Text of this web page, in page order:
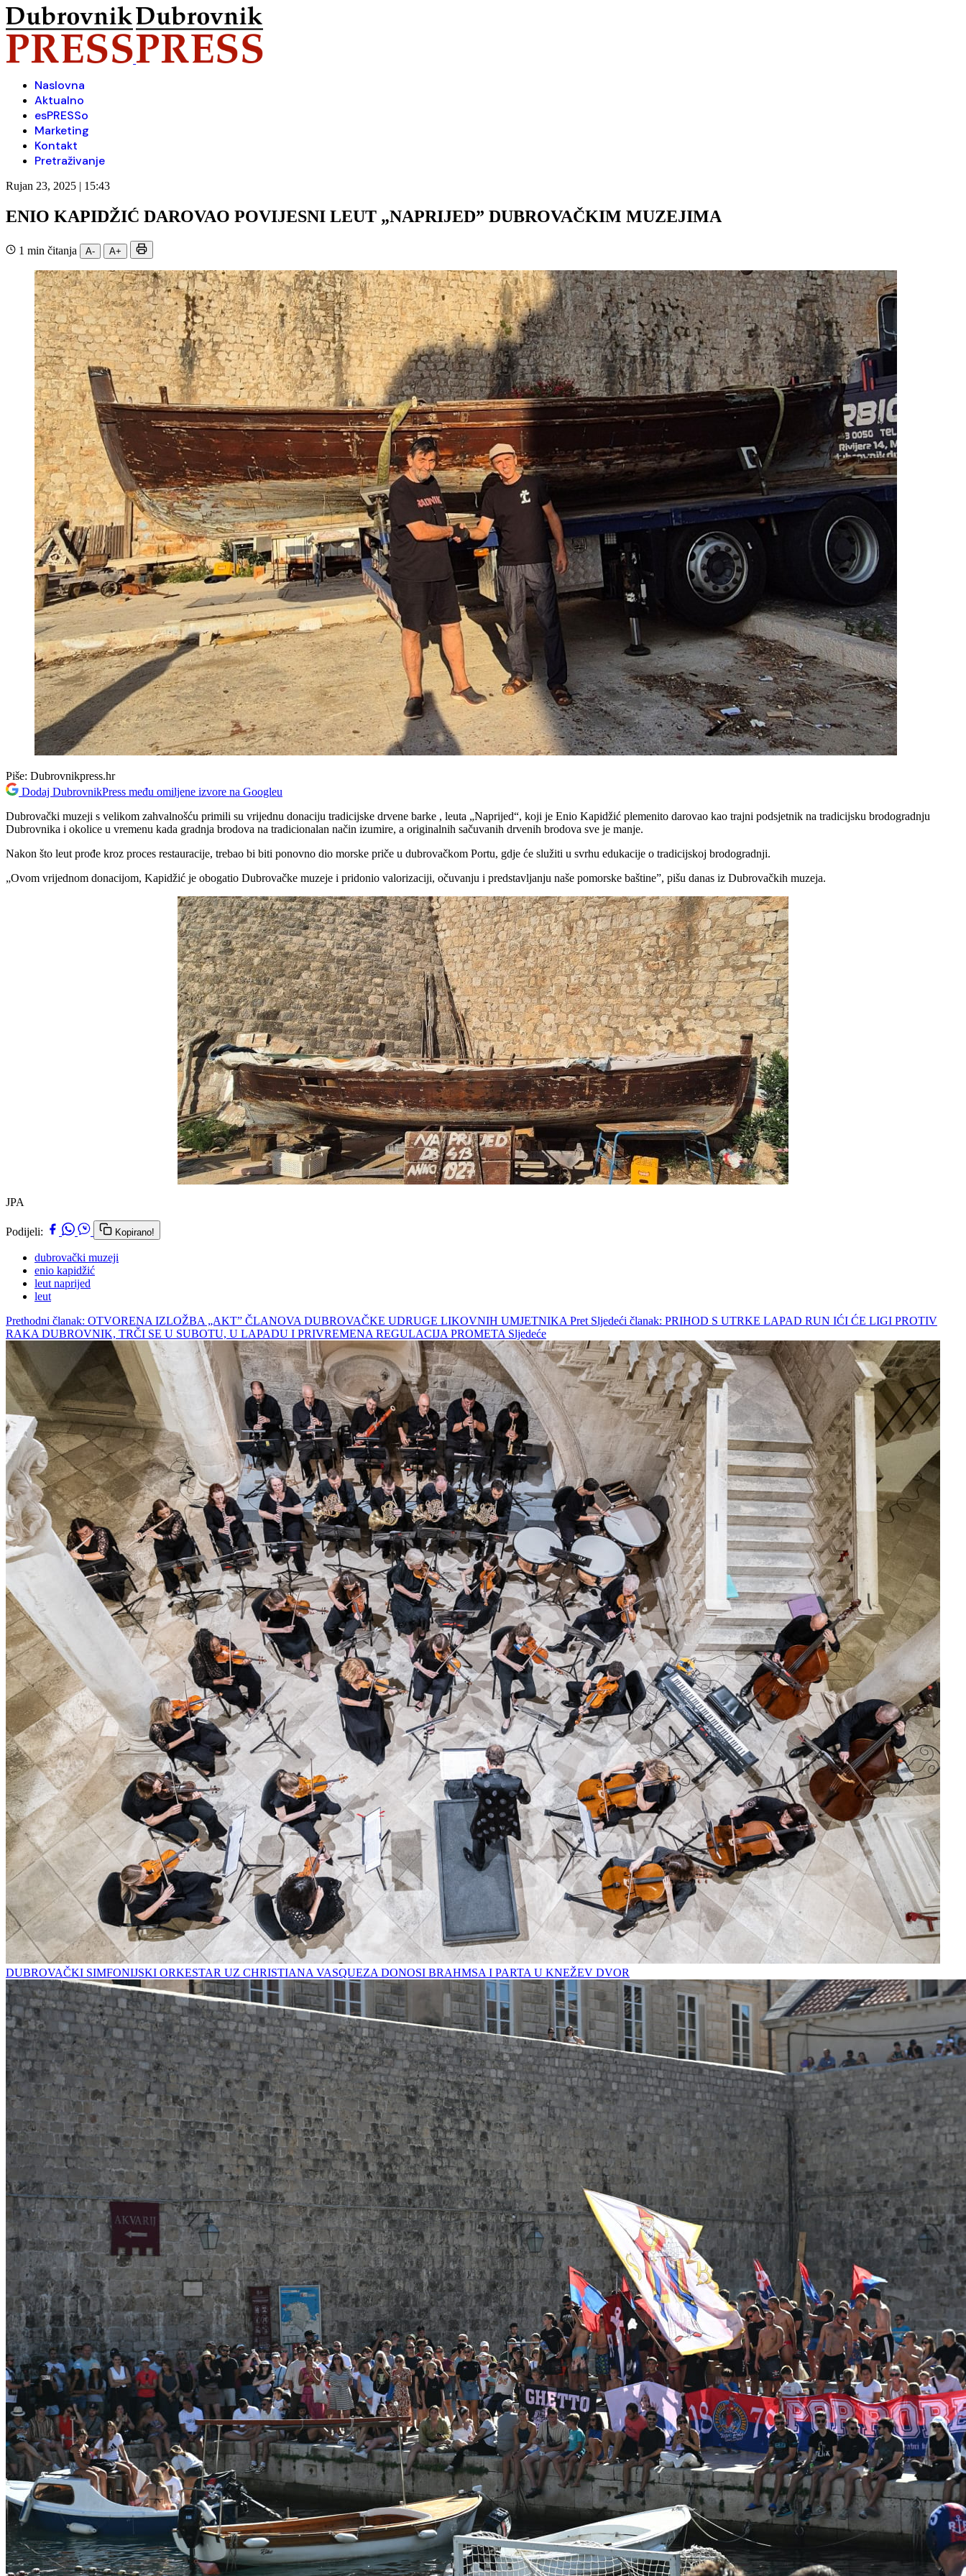
Naslovna
Aktualno
esPRESSo
Marketing
Kontakt
Pretraživanje
Rujan 23, 2025 | 15:43
ENIO KAPIDŽIĆ DAROVAO POVIJESNI LEUT „NAPRIJED” DUBROVAČKIM MUZEJIMA
1 min čitanja A- A+
Piše: Dubrovnikpress.hr
Dodaj DubrovnikPress među omiljene izvore na Googleu
Dubrovački muzeji s velikom zahvalnošću primili su vrijednu donaciju tradicijske drvene barke , leuta „Naprijed“, koji je Enio Kapidžić plemenito darovao kao trajni podsjetnik na tradicijsku brodogradnju
Dubrovnika i okolice u vremenu kada gradnja brodova na tradicionalan način izumire, a originalnih sačuvanih drvenih brodova sve je manje.
Nakon što leut prođe kroz proces restauracije, trebao bi biti ponovno dio morske priče u dubrovačkom Portu, gdje će služiti u svrhu edukacije o tradicijskoj brodogradnji.
„Ovom vrijednom donacijom, Kapidžić je obogatio Dubrovačke muzeje i pridonio valorizaciji, očuvanju i predstavljanju naše pomorske baštine”, pišu danas iz Dubrovačkih muzeja.
JPA
Podijeli: Kopirano!
dubrovački muzeji
enio kapidžić
leut naprijed
leut
Prethodni članak: OTVORENA IZLOŽBA „AKT” ČLANOVA DUBROVAČKE UDRUGE LIKOVNIH UMJETNIKA Pret Sljedeći članak: PRIHOD S UTRKE LAPAD RUN IĆI ĆE LIGI PROTIV
RAKA DUBROVNIK, TRČI SE U SUBOTU, U LAPADU I PRIVREMENA REGULACIJA PROMETA Sljedeće
DUBROVAČKI SIMFONIJSKI ORKESTAR UZ CHRISTIANA VASQUEZA DONOSI BRAHMSA I PARTA U KNEŽEV DVOR